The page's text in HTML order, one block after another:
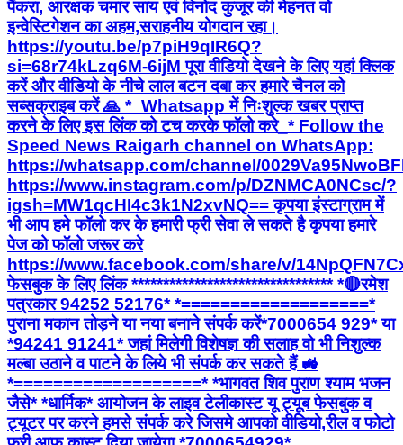
पैंकरा, आरक्षक चमार साय एवं विनोद कुजूर की मेहनत वो
इन्वेस्टिगेशन का अहम,सराहनीय योगदान रहा।
https://youtu.be/p7piH9qIR6Q?
si=68r74kLzq6M-6ijM पूरा वीडियो देखने के लिए यहां क्लिक
करें और वीडियो के नीचे लाल बटन दबा कर हमारे चैनल को
सब्सक्राइब करें 🙏 *_Whatsapp में निःशुल्क खबर प्राप्त
करने के लिए इस लिंक को टच करके फॉलो करे_* Follow the
Speed News Raigarh channel on WhatsApp:
https://whatsapp.com/channel/
https://www.instagram.com/p/DZNMCA0NCsc/?
igsh=MW1qcHI4c3k1N2xvNQ== कृपया इंस्टाग्राम में
भी आप हमे फॉलो कर के हमारी फ्री सेवा ले सकते है कृपया हमारे
पेज को फॉलो जरूर करे
https://www.facebook.com/share/v/
फेसबुक के लिए लिंक ******************************** *🔴रमेश
पत्रकार 94252 52176* *===================*
पुराना मकान तोड़ने या नया बनाने संपर्क करें*7000654 929* या
*94241 91241* जहां मिलेगी विशेषज्ञ की सलाह वो भी निशुल्क
मल्बा उठाने व पाटने के लिये भी संपर्क कर सकते हैं 🚜
*===================* *भागवत शिव पुराण श्याम भजन
जैसे* *धार्मिक* आयोजन के लाइव टेलीकास्ट यू ट्यूब फेसबुक व
ट्यूटर पर करने हमसे संपर्क करे जिसमे आपको वीडियो,रील व फोटो